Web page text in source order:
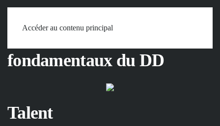
Accéder au contenu principal
Accueil Mots fondamentaux du DD
fondamentaux du DD
Talent